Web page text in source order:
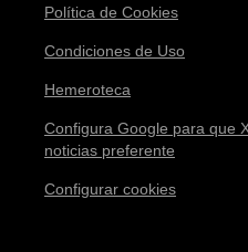
Política de Cookies
Condiciones de Uso
Hemeroteca
Configura Google para que
noticias preferente
Configurar cookies